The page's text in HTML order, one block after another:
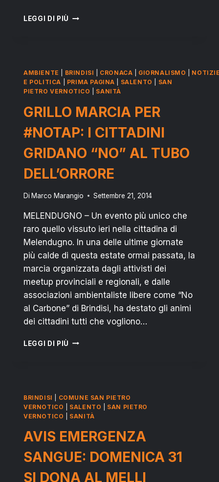
LEGGI DI PIÙ SAN
AFFIDATO
SERVIZIO
AMBIENTE BRINDISI CRONACA GIORNALISMO
E POLITICA
PRIMA PAGINA SALENTO
SAN
PIETRO VERNOTICO
SANITÀ
GRILLO MARCIA PER
#NOTAP: I CITTADINI
GRIDANO “NO” AL TUBO
DELL’ORRORE
Di Marco Marangio Settembre 21, 2014
MELENDUGNO – Un evento più unico che
raro quello vissuto ieri nella cittadina di
Melendugno. In una delle ultime giornate
più calde di questa estate ormai passata, la
marcia organizzata dagli attivisti dei
meetup provinciali e regionali, e dalle
associazioni ambientaliste libere come “No
al Carbone” di Brindisi, ha destato gli animi
dei cittadini tutti che vogliono…
LEGGI DI PIÙ GRILLO
GRIDANO
“NO”
TUBO
DELL’ORRORE
BRINDISI
COMUNE SAN PIETRO
VERNOTICO
SALENTO
SAN PIETRO
VERNOTICO
SANITÀ
AVIS EMERGENZA
SANGUE: DOMENICA 31
SI DONA AL MELLI